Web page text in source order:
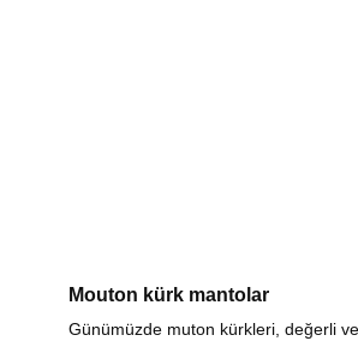
Mouton kürk mantolar
Günümüzde muton kürkleri, değerli